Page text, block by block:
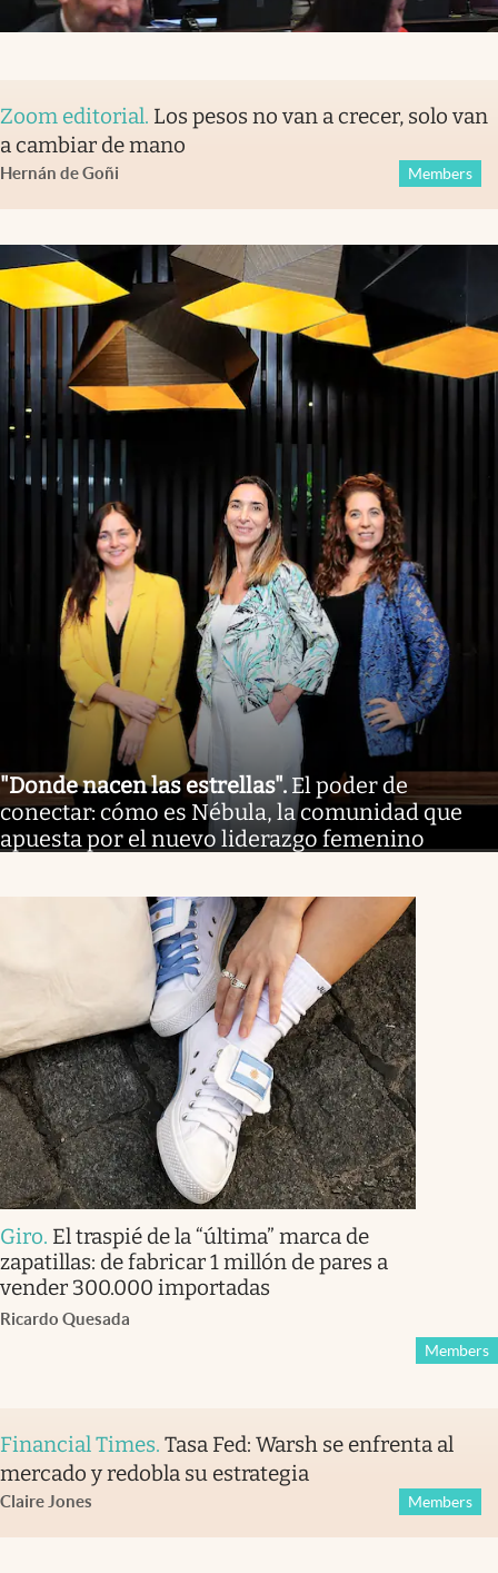
Zoom editorial. Los pesos no van a crecer, solo van
a cambiar de mano
Hernán de Goñi Members
"Donde nacen las estrellas". El poder de
conectar: cómo es Nébula, la comunidad que
apuesta por el nuevo liderazgo femenino
Giro. El traspié de la “última” marca de
zapatillas: de fabricar 1 millón de pares a
vender 300.000 importadas
Ricardo Quesada
Members
Financial Times. Tasa Fed: Warsh se enfrenta al
mercado y redobla su estrategia
Claire Jones Members